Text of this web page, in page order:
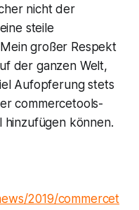
nicht der
steile
großer Respekt
der ganzen Welt,
Aufopferung stets
commercetools-
hinzufügen können.
2019/commercet